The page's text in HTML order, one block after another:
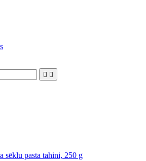
 
sēklu pasta tahini, 250 g